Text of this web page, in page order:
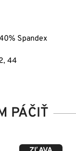
Spandex
, 44
PÁČIŤ